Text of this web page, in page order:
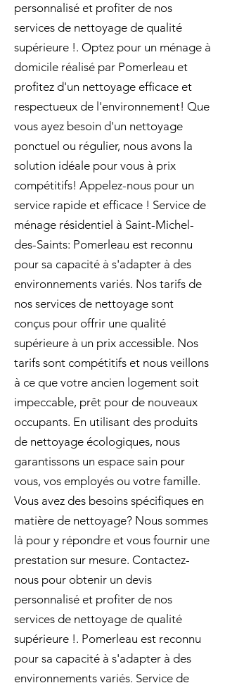
personnalisé et profiter de nos
services de nettoyage de qualité
supérieure !. Optez pour un ménage à
domicile réalisé par Pomerleau et
profitez d'un nettoyage efficace et
respectueux de l'environnement! Que
vous ayez besoin d'un nettoyage
ponctuel ou régulier, nous avons la
solution idéale pour vous à prix
compétitifs! Appelez-nous pour un
service rapide et efficace ! Service de
ménage résidentiel à Saint-Michel-
des-Saints: Pomerleau est reconnu
pour sa capacité à s'adapter à des
environnements variés. Nos tarifs de
nos services de nettoyage sont
conçus pour offrir une qualité
supérieure à un prix accessible. Nos
tarifs sont compétitifs et nous veillons
à ce que votre ancien logement soit
impeccable, prêt pour de nouveaux
occupants. En utilisant des produits
de nettoyage écologiques, nous
garantissons un espace sain pour
vous, vos employés ou votre famille.
Vous avez des besoins spécifiques en
matière de nettoyage? Nous sommes
là pour y répondre et vous fournir une
prestation sur mesure. Contactez-
nous pour obtenir un devis
personnalisé et profiter de nos
services de nettoyage de qualité
supérieure !. Pomerleau est reconnu
pour sa capacité à s'adapter à des
environnements variés. Service de